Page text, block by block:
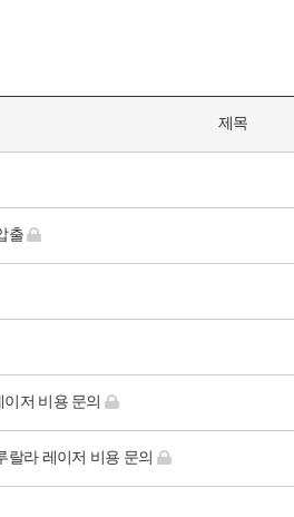
제목
출
저 비용 문의
랄라 레이저 비용 문의